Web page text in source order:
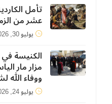
تأمل
عشر من
يوليو 30, 2026
الكنيسة في
مزار مار
ووفاء الله
يوليو 24, 2026